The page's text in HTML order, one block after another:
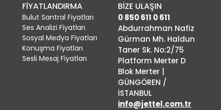
FİYATLANDIRMA
Bulut Santral Fiyatları
Ses Analizi Fiyatları
Sosyal Medya Fiyatları
Konuşma Fiyatları
Sesli Mesaj Fiyatları
BİZE ULAŞIN
0 850 611 0 611
Abdurrahman Nafiz
Gürman Mh. Haldun
Taner Sk. No:2/75
Platform Merter D
Blok Merter |
GÜNGÖREN /
İSTANBUL
info@jettel.com.tr